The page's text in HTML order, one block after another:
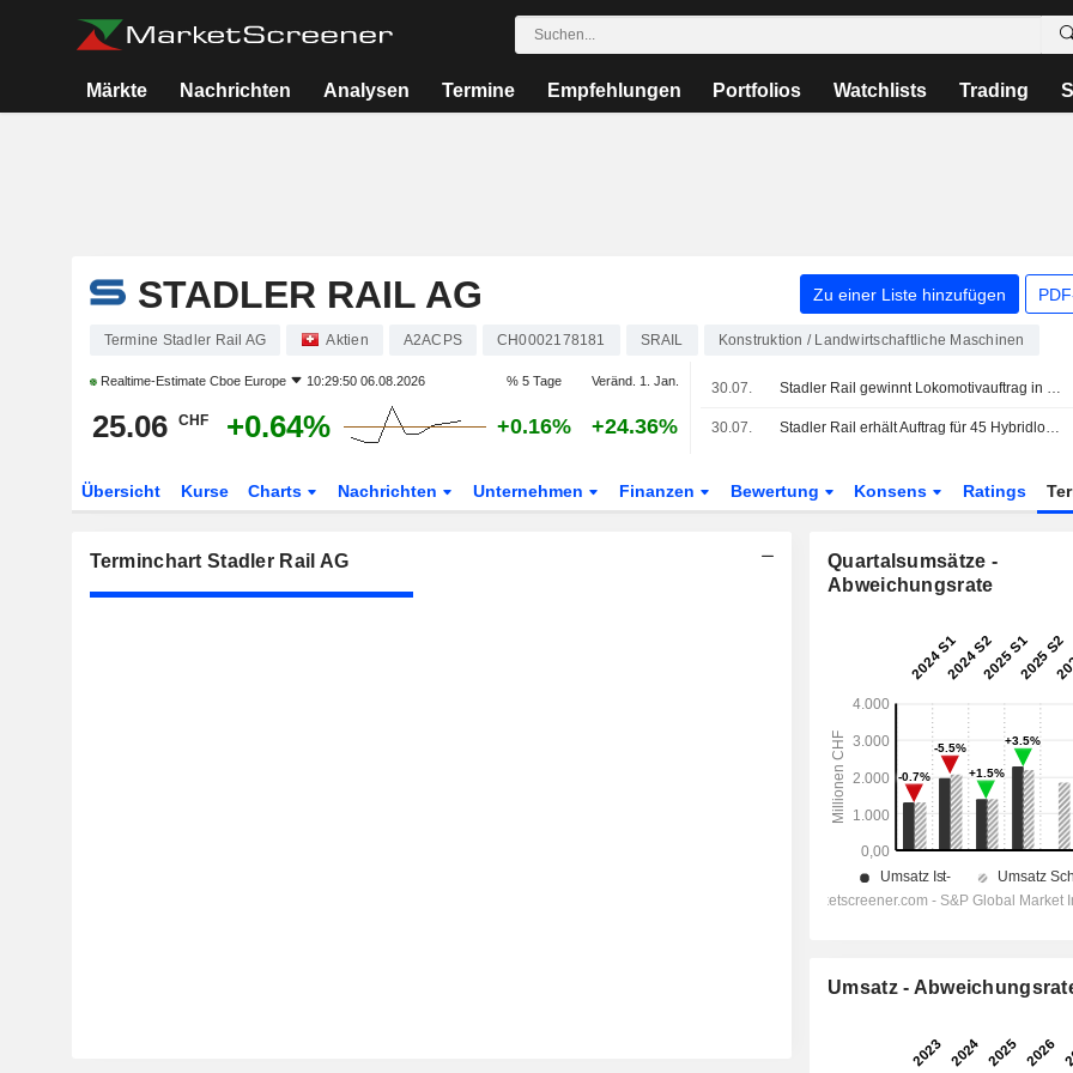
Märkte Nachrichten Analysen Termine Empfehlungen Portfolios Watchlists Trading
STADLER RAIL AG Zu einer Liste hinzufügen
Termine Stadler Rail AG Aktien A2ACPS CH0002178181 SRAIL Konstruktion / Landwirtschaftliche Maschinen
Realtime-Estimate Cboe Europe 10:29:50 06.08.2026 % 5 Tage Veränd. 1. Jan.
25.06 CHF +0.64% +0.16% +24.36%
30.07. Stadler Rail gewinnt Lokomotivauftrag in Kanada
30.07. Stadler Rail erhält Auftrag für 45 Hybridlokomotiven in Kanada
Übersicht Kurse Charts Nachrichten Unternehmen Finanzen Bewertung Konsens Ratings
Terminchart Stadler Rail AG
Quartalsumsätze -
Abweichungsrate
Umsatz -